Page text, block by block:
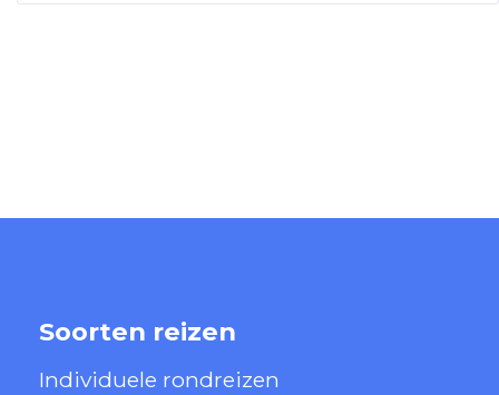
Soorten reizen
Individuele rondreizen